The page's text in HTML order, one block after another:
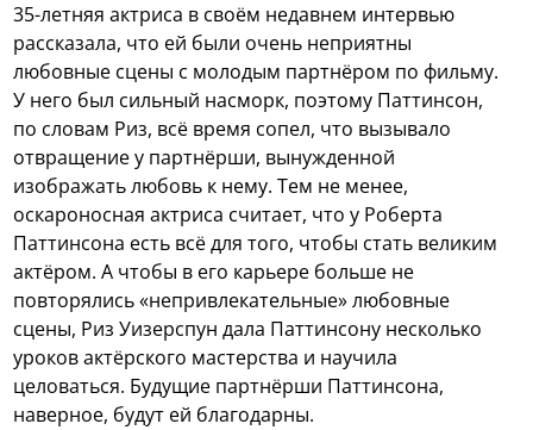
35-летняя актриса в своём недавнем интервью
рассказала, что ей были очень неприятны
любовные сцены с молодым партнёром по фильму.
У него был сильный насморк, поэтому Паттинсон,
по словам Риз, всё время сопел, что вызывало
отвращение у партнёрши, вынужденной
изображать любовь к нему. Тем не менее,
оскароносная актриса считает, что у Роберта
Паттинсона есть всё для того, чтобы стать великим
актёром. А чтобы в его карьере больше не
повторялись «непривлекательные» любовные
сцены, Риз Уизерспун дала Паттинсону несколько
уроков актёрского мастерства и научила
целоваться. Будущие партнёрши Паттинсона,
наверное, будут ей благодарны.